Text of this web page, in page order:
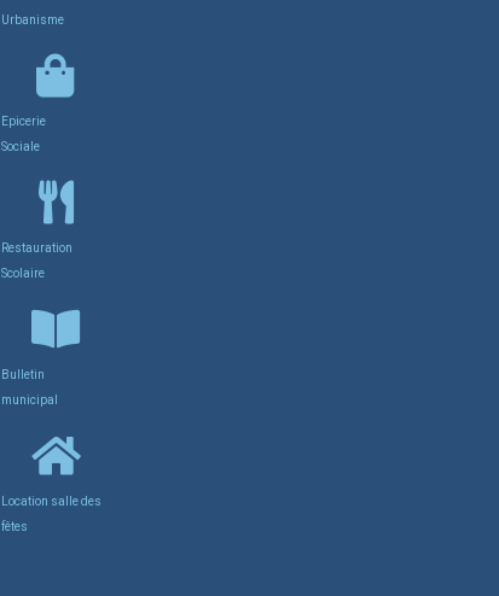
Urbanisme
Epicerie
Sociale
Restauration
Scolaire
Bulletin
municipal
Location salle des
fêtes